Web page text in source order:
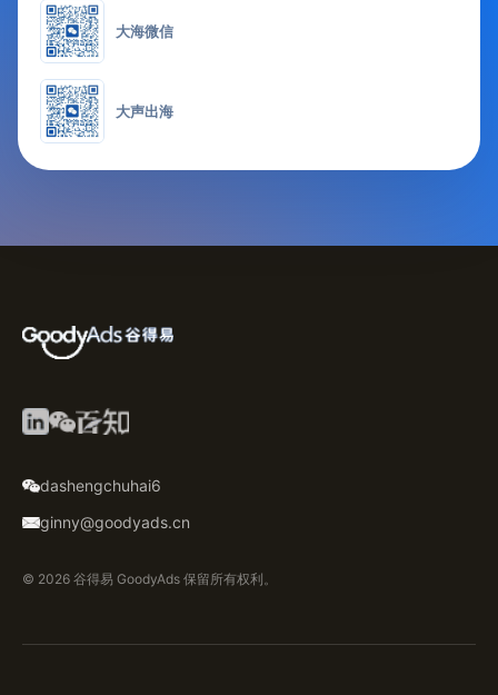
大海微信
大声出海
dashengchuhai6
ginny@goodyads.cn
© 2026 谷得易 GoodyAds 保留所有权利。